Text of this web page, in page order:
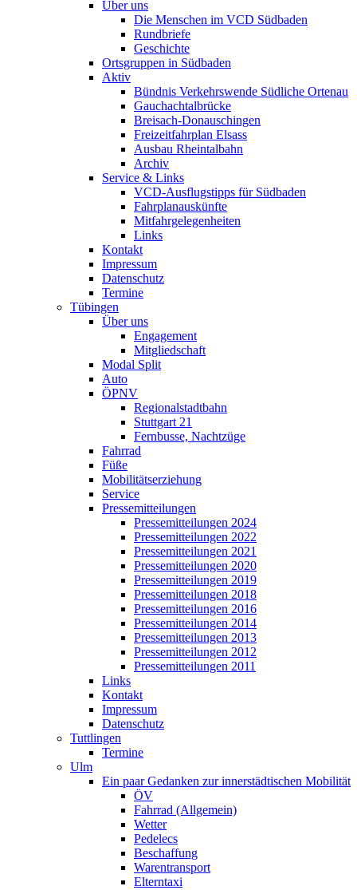
Über uns
Die Menschen im VCD Südbaden
Rundbriefe
Geschichte
Ortsgruppen in Südbaden
Aktiv
Bündnis Verkehrswende Südliche Ortenau
Gauchachtalbrücke
Breisach-Donauschingen
Freizeitfahrplan Elsass
Ausbau Rheintalbahn
Archiv
Service & Links
VCD-Ausflugstipps für Südbaden
Fahrplanauskünfte
Mitfahrgelegenheiten
Links
Kontakt
Impressum
Datenschutz
Termine
Tübingen
Über uns
Engagement
Mitgliedschaft
Modal Split
Auto
ÖPNV
Regionalstadtbahn
Stuttgart 21
Fernbusse, Nachtzüge
Fahrrad
Füße
Mobilitätserziehung
Service
Pressemitteilungen
Pressemitteilungen 2024
Pressemitteilungen 2022
Pressemitteilungen 2021
Pressemitteilungen 2020
Pressemitteilungen 2019
Pressemitteilungen 2018
Pressemitteilungen 2016
Pressemitteilungen 2014
Pressemitteilungen 2013
Pressemitteilungen 2012
Pressemitteilungen 2011
Links
Kontakt
Impressum
Datenschutz
Tuttlingen
Termine
Ulm
Ein paar Gedanken zur innerstädtischen Mobilität
ÖV
Fahrrad (Allgemein)
Wetter
Pedelecs
Beschaffung
Warentransport
Elterntaxi